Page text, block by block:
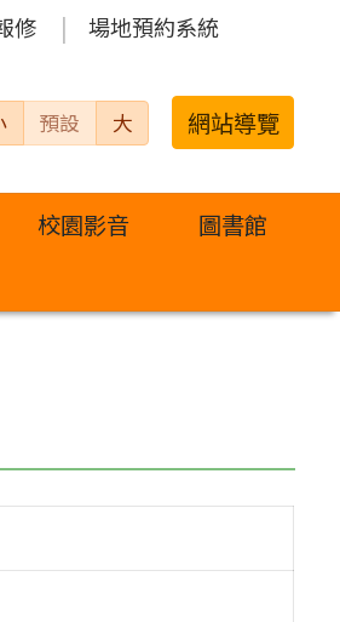
修 場地預約系統
預設 大 網站導覽
校園影音
圖書館